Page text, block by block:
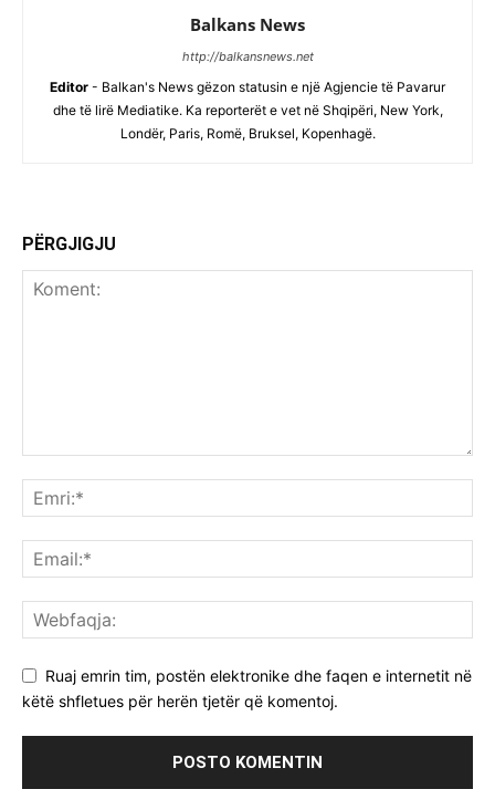
Balkans News
http://balkansnews.net
Editor - Balkan's News gëzon statusin e një Agjencie të Pavarur
dhe të lirë Mediatike. Ka reporterët e vet në Shqipëri, New York,
Londër, Paris, Romë, Bruksel, Kopenhagë.
PËRGJIGJU
Ruaj emrin tim, postën elektronike dhe faqen e internetit në
këtë shfletues për herën tjetër që komentoj.